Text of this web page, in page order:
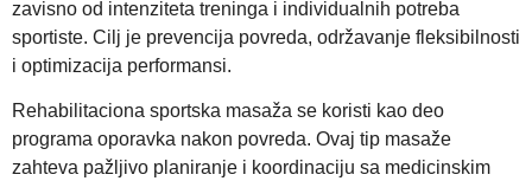
zavisno od intenziteta treninga i individualnih potreba
sportiste. Cilj je prevencija povreda, održavanje fleksibilnosti
i optimizacija performansi.
Rehabilitaciona sportska masaža se koristi kao deo
programa oporavka nakon povreda. Ovaj tip masaže
zahteva pažljivo planiranje i koordinaciju sa medicinskim